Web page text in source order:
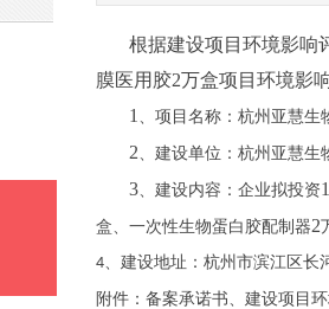
根据建设项目环境影响
膜医用胶2万盒项目环境影
1 、项目名称：杭州亚慧生
2、建设单位：杭州亚慧生
3、建设内容：企业拟投资
盒、一次性生物蛋白胶配制器2
4、建设地址：杭州市滨江区长
附件：备案承诺书、建设项目